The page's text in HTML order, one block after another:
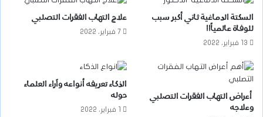
السكتة الدماغية ثاني أكبر سبب
للوفاة عالمياً!!
13 فبراير، 2022
علاج التهاب الفقرات التصلبي
7 فبراير، 2022
أعراض التهاب الفقرات التصلبي
وعلاجه
الذكاء تعريفه أنواعه وآراء العلماء
حوله
1 فبراير، 2022